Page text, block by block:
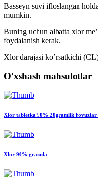
Basseyn suvi ifloslangan
mumkin.
Buning uchun albatta xlor
foydalanish kerak.
Xlor darajasi ko’rsatkichi
O'xshash mahsulotlar
Xlor tabletka 90% 20gramlik hovuzlar
Xlor 90% granula